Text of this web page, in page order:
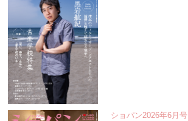
ショパン2026年6月号